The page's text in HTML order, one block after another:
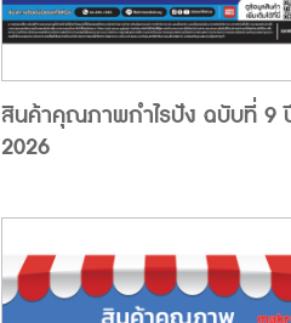
สินค้าคุณภาพกำไรปัง ฉบับที่ 9
2026